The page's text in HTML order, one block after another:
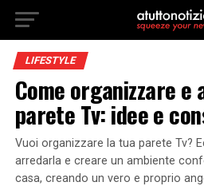
LIFESTYLE
Come organizzare
parete Tv: idee e
Vuoi organizzare la tua parete Tv?
arredarla e creare un ambiente
casa, creando un vero e proprio